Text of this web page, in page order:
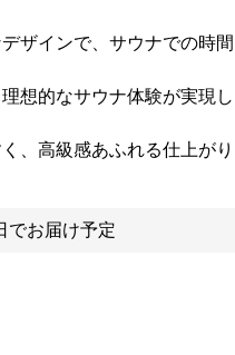
ザインで、サウナでの時間
想的なサウナ体験が実現し
、高級感あふれる仕上がり
でお届け予定